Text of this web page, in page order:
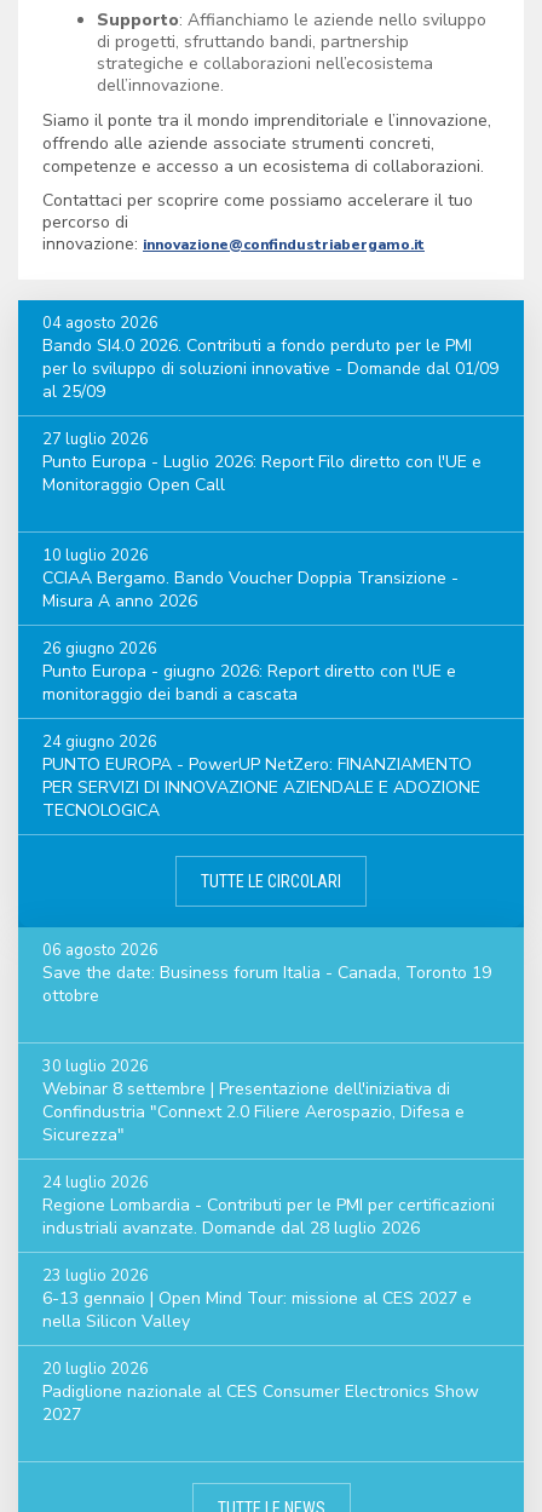
Supporto: Affianchiamo le aziende nello sviluppo
di progetti, sfruttando bandi, partnership
strategiche e collaborazioni nell’ecosistema
dell’innovazione.
Siamo il ponte tra il mondo imprenditoriale e l’innovazione,
offrendo alle aziende associate strumenti concreti,
competenze e accesso a un ecosistema di collaborazioni.
Contattaci per scoprire come possiamo accelerare il tuo
percorso di
innovazione: innovazione@confindustriabergamo.it
04 agosto 2026
Bando SI4.0 2026. Contributi a fondo perduto per le PMI
per lo sviluppo di soluzioni innovative - Domande dal 01/09
al 25/09
27 luglio 2026
Punto Europa - Luglio 2026: Report Filo diretto con l'UE e
Monitoraggio Open Call
10 luglio 2026
CCIAA Bergamo. Bando Voucher Doppia Transizione -
Misura A anno 2026
26 giugno 2026
Punto Europa - giugno 2026: Report diretto con l'UE e
monitoraggio dei bandi a cascata
24 giugno 2026
PUNTO EUROPA - PowerUP NetZero: FINANZIAMENTO
PER SERVIZI DI INNOVAZIONE AZIENDALE E ADOZIONE
TECNOLOGICA
TUTTE LE CIRCOLARI
06 agosto 2026
Save the date: Business forum Italia - Canada, Toronto 19
ottobre
30 luglio 2026
Webinar 8 settembre | Presentazione dell'iniziativa di
Confindustria "Connext 2.0 Filiere Aerospazio, Difesa e
Sicurezza"
24 luglio 2026
Regione Lombardia - Contributi per le PMI per certificazioni
industriali avanzate. Domande dal 28 luglio 2026
23 luglio 2026
6-13 gennaio | Open Mind Tour: missione al CES 2027 e
nella Silicon Valley
20 luglio 2026
Padiglione nazionale al CES Consumer Electronics Show
2027